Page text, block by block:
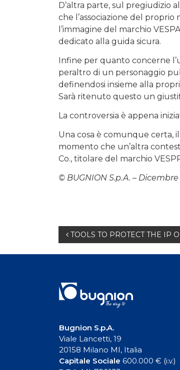
D’altra parte, sul pregiudizio
che l’associazione del
l’immagine del marchio
dedicato alla guida sicura.
Infine per quanto concerne
peraltro di un personaggio
definendosi insieme alla
Sarà ritenuto questo un
La controversia è appena
Una cosa è comunque certa,
momento che un’altra
Co., titolare del marchio
© BUGNION S.p.A. – Dicembre
Navigazione
articoli
TOOLS TO PROTECT THE IP
Bugnion S.p.A.
Viale Lancetti, 19
20158 Milano MI, Italia
Capitale Sociale 600.000 € (i.v.)